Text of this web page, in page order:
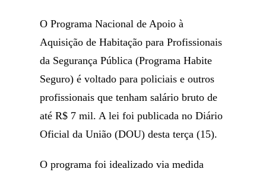
O Programa Nacional de Apoio à
Aquisição de Habitação para Profissionais
da Segurança Pública (Programa Habite
Seguro) é voltado para policiais e outros
profissionais que tenham salário bruto de
até R$ 7 mil. A lei foi publicada no Diário
Oficial da União (DOU) desta terça (15).
O programa foi idealizado via medida